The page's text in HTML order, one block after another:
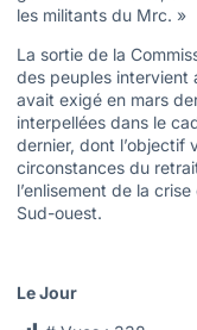
les militants du Mrc. »
La sortie de la
des peuples intervient
avait exigé en mars
interpellées dans le
dernier, dont l’objectif
circonstances du
l’enlisement de la
Sud-ouest.
Le Jour